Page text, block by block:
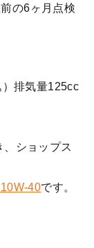
の6ヶ月点検
排気量125cc
、ショップス
40です。